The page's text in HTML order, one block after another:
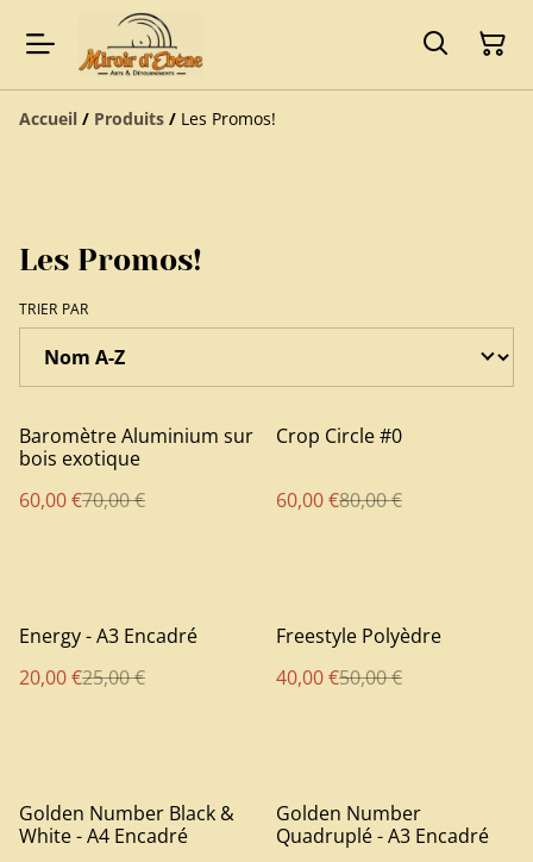
Accueil / Produits / Les Promos!
Les Promos!
TRIER PAR
%
Baromètre Aluminium sur
bois exotique
60,00 €70,00 €
%
Crop Circle #0
60,00 €80,00 €
%
Energy - A3 Encadré
20,00 €25,00 €
%
Freestyle Polyèdre
40,00 €50,00 €
%
Golden Number Black &
White - A4 Encadré
%
Golden Number
Quadruplé - A3 Encadré